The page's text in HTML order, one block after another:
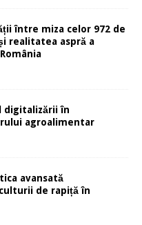
între miza celor 972 de
realitatea aspră a
digitalizării în
agroalimentar
avansată
de rapiță în